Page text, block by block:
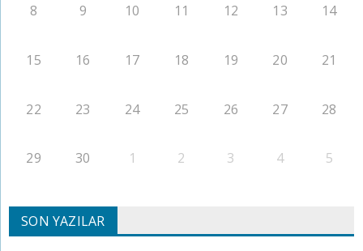
8 9 10 11 12 13 14
15 16 17 18 19 20 21
22 23 24 25 26 27 28
29 30 1 2 3 4 5
SON YAZILAR